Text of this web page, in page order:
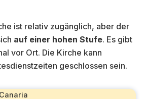
ist relativ zugänglich, aber der
auf einer hohen Stufe. Es gibt
vor Ort. Die Kirche kann
geschlossen sein.